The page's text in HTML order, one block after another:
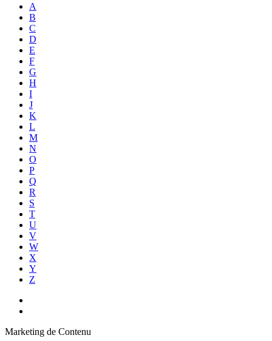
A
B
C
D
E
F
G
H
I
J
K
L
M
N
O
P
Q
R
S
T
U
V
W
X
Y
Z
Marketing de Contenu